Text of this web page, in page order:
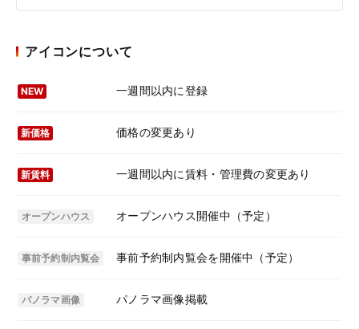
アイコンについて
NEW 一週間以内に登録
新価格 価格の変更あり
新賃料 一週間以内に賃料・管理費の変更あり
オープンハウス オープンハウス開催中（予定）
事前予約制内覧会 事前予約制内覧会を開催中（予定）
パノラマ画像 パノラマ画像掲載